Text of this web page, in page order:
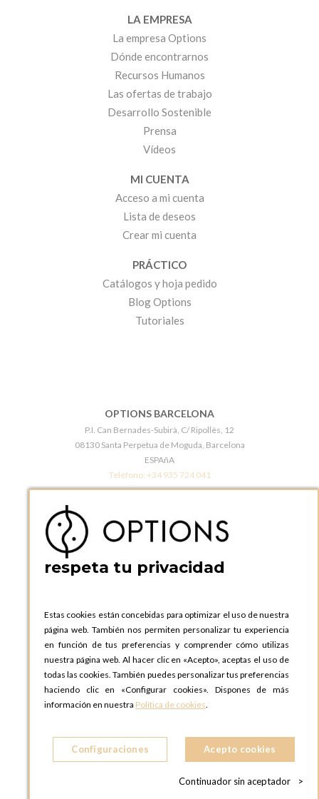
LA EMPRESA
La empresa Options
Dónde encontrarnos
Recursos Humanos
Las ofertas de trabajo
Desarrollo Sostenible
Prensa
Vídeos
MI CUENTA
Acceso a mi cuenta
Lista de deseos
Crear mi cuenta
PRÁCTICO
Catálogos y hoja pedido
Blog Options
Tutoriales
OPTIONS BARCELONA
P.I. Can Bernades-Subirà, C/ Ripollès, 12
08130 Santa Perpetua de Moguda, Barcelona
ESPAñA
Teléfono: +34 935 724 041
c/ Laforja, 102
08021 BARCELONA
Teléfono:+34 935 724 041
C. Lucio Emilio Cándido, 6,
28803 Alcalá de Henares, Madrid
ESPAñA
Teléfono:+34 918 300 344
OPTIONS MADRID SHOWROOM
C/ Bárbara de Braganza, 2
Teléfono:+34 918 300 344
respeta tu privacidad
Estas cookies están concebidas para optimizar el uso de nuestra
página web. También nos permiten personalizar tu experiencia
en función de tus preferencias y comprender cómo utilizas
nuestra página web. Al hacer clic en «Acepto», aceptas el uso de
todas las cookies. También puedes personalizar tus preferencias
haciendo clic en «Configurar cookies». Dispones de más
información en nuestra Política de cookies.
Configuraciones Acepto cookies
Continuador sin aceptador >